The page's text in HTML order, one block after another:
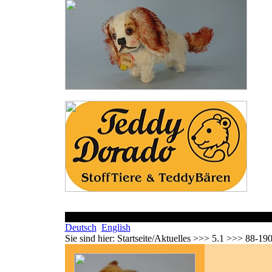
Deutsch English
Sie sind hier: Startseite/Aktuelles >>> 5.1 >>> 88-